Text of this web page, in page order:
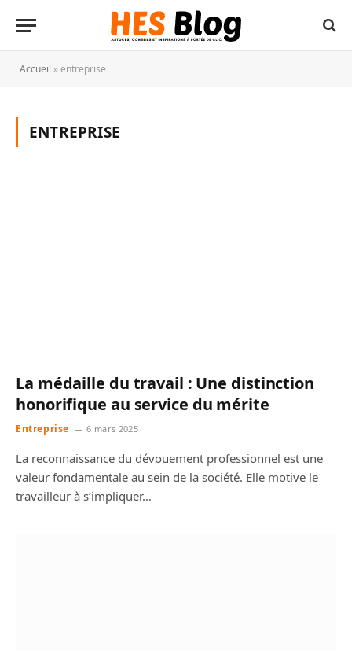
Accueil »entreprise
ENTREPRISE
La médaille du travail : Une distinction
honorifique au service du mérite
Entreprise 6 mars 2025
La reconnaissance du dévouement professionnel est une
valeur fondamentale au sein de la société. Elle motive le
travailleur à s’impliquer…